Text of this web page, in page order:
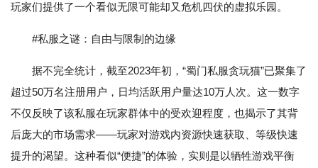
玩家们提供了一个看似无限可能却又危机四伏的虚拟乐园。
#私服之谜：自由与限制的边缘
据不完全统计，截至2023年初，“蜀门私服贪玩猫”已聚集了
超过50万名注册用户，日均活跃用户量达10万人次。这一数字
不仅反映了该私服在玩家群体中的受欢迎程度，也揭示了其背
后庞大的市场需求——玩家对游戏内资源快速获取、等级快速
提升的渴望。这种看似“便捷”的体验，实则是以牺牲游戏平衡